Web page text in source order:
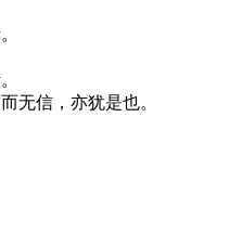
无信，亦犹是也。